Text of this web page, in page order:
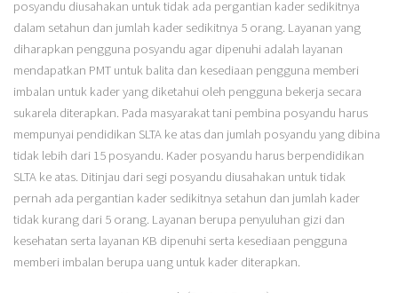
posyandu diusahakan untuk tidak ada pergantian kader sedikitnya
dalam setahun dan jumlah kader sedikitnya 5 orang. Layanan yang
diharapkan pengguna posyandu agar dipenuhi adalah layanan
mendapatkan PMT untuk balita dan kesediaan pengguna memberi
imbalan untuk kader yang diketahui oleh pengguna bekerja secara
sukarela diterapkan. Pada masyarakat tani pembina posyandu harus
mempunyai pendidikan SLTA ke atas dan jumlah posyandu yang dibina
tidak lebih dari 15 posyandu. Kader posyandu harus berpendidikan
SLTA ke atas. Ditinjau dari segi posyandu diusahakan untuk tidak
pernah ada pergantian kader sedikitnya setahun dan jumlah kader
tidak kurang dari 5 orang. Layanan berupa penyuluhan gizi dan
kesehatan serta layanan KB dipenuhi serta kesediaan pengguna
memberi imbalan berupa uang untuk kader diterapkan.